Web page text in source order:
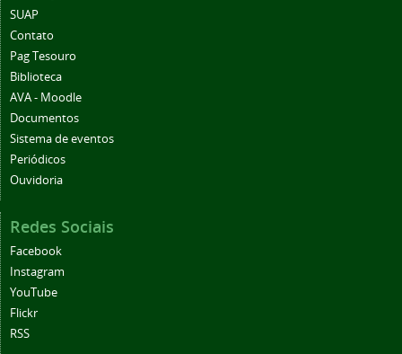
SUAP
Contato
Pag Tesouro
Biblioteca
AVA - Moodle
Documentos
Sistema de eventos
Periódicos
Ouvidoria
Redes Sociais
Facebook
Instagram
YouTube
Flickr
RSS